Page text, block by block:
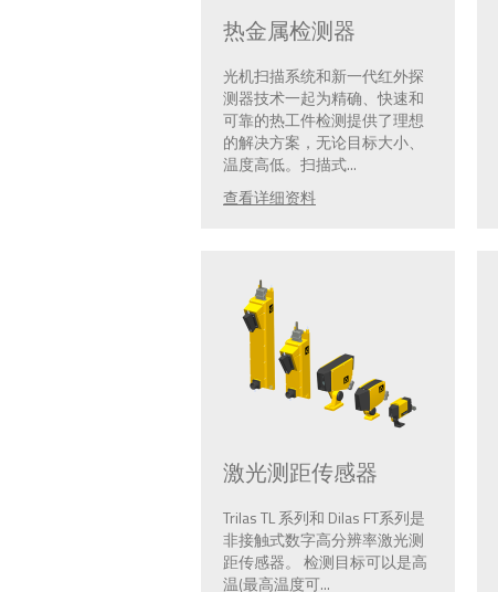
热金属检测器
光机扫描系统和新一代红外探
测器技术一起为精确、快速和
可靠的热工件检测提供了理想
的解决方案，无论目标大小、
温度高低。扫描式...
查看详细资料
激光测距传感器
Trilas TL 系列和 Dilas FT系列是
非接触式数字高分辨率激光测
距传感器。 检测目标可以是高
温(最高温度可...